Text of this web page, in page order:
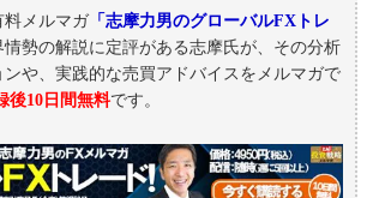
メルマガ「志摩力男のグローバルFXトレ
情勢の解説に定評がある志摩氏が、その分析
や、実践的な売買アドバイスをメルマガで
後10日間無料です。